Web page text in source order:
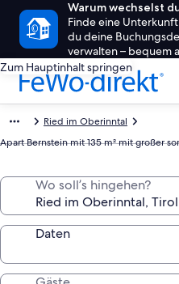
Warum wechselst
Finde eine
du deine
verwalten – bequem
Zum Hauptinhalt springen
Ried im Oberinntal
Apart Bernstein mit 135 m² mit großer
Wo soll’s hingehen?
Daten